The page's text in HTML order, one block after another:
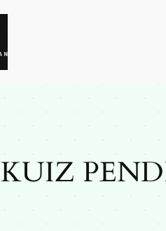
KUIZ